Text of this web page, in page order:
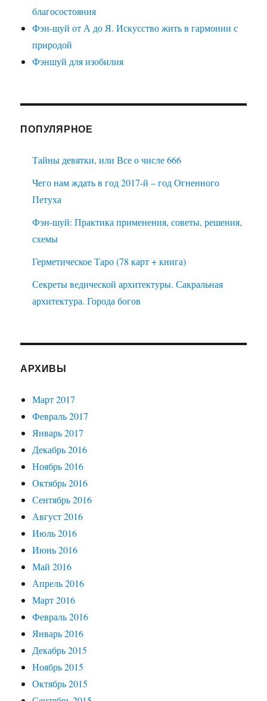
благосостояния
Фэн-шуй от А до Я. Искусство жить в гармонии с
природой
Фэншуй для изобилия
ПОПУЛЯРНОЕ
Тайны девятки, или Все о числе 666
Чего нам ждать в год 2017-й – год Огненного
Петуха
Фэн-шуй: Практика применения, советы, решения,
схемы
Герметическое Таро (78 карт + книга)
Секреты ведической архитектуры. Сакральная
архитектура. Города богов
АРХИВЫ
Март 2017
Февраль 2017
Январь 2017
Декабрь 2016
Ноябрь 2016
Октябрь 2016
Сентябрь 2016
Август 2016
Июль 2016
Июнь 2016
Май 2016
Апрель 2016
Март 2016
Февраль 2016
Январь 2016
Декабрь 2015
Ноябрь 2015
Октябрь 2015